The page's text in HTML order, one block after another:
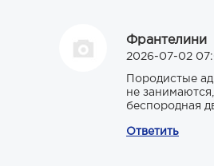
Франтелини
2026-07-02
Породистые
не
беспородная
Ответить